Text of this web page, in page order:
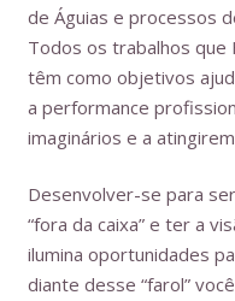
de Águias e processos
Todos os trabalhos que
têm como objetivos
a performance
imaginários e a
Desenvolver-se para
“fora da caixa” e ter a
ilumina oportunidades
diante desse “farol”